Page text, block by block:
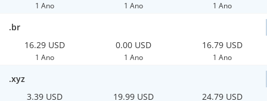
1 Ano 1 Ano 1 Ano
.br
16.29 USD
1 Ano
0.00 USD
1 Ano
16.79 USD
1 Ano
.xyz
3.39 USD
19.99 USD 24.79 USD